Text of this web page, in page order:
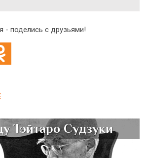
- поделись с друзьями!
Тэйтаро Судзуки